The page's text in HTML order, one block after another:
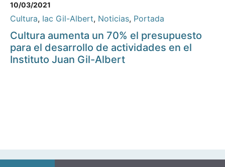
10/03/2021
Cultura, Iac Gil-Albert, Noticias, Portada
Cultura aumenta un 70% el presupuesto
para el desarrollo de actividades en el
Instituto Juan Gil-Albert